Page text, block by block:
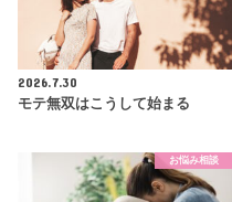
2026.7.30
モテ無双はこうして始まる
お悩み相談